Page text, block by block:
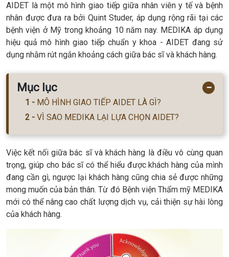
AIDET là một mô hình giao tiếp giữa nhân viên y tế và bệnh
nhân được đưa ra bởi Quint Studer, áp dụng rộng rãi tại các
bệnh viện ở Mỹ trong khoảng 10 năm nay. MEDIKA áp dụng
hiệu quả mô hình giao tiếp chuẩn y khoa - AIDET đang sử
dụng nhằm rút ngắn khoảng cách giữa bác sĩ và khách hàng.
Mục lục −
MÔ HÌNH GIAO TIẾP AIDET LÀ GÌ?
VÌ SAO MEDIKA LẠI LỰA CHỌN AIDET?
Việc kết nối giữa bác sĩ và khách hàng là điều vô cùng quan
trọng, giúp cho bác sĩ có thể hiểu được khách hàng của mình
đang cần gì, ngược lại khách hàng cũng chia sẻ được những
mong muốn của bản thân. Từ đó Bệnh viện Thẩm mỹ MEDIKA
mới có thể nâng cao chất lượng dịch vụ, cải thiện sự hài lòng
của khách hàng.